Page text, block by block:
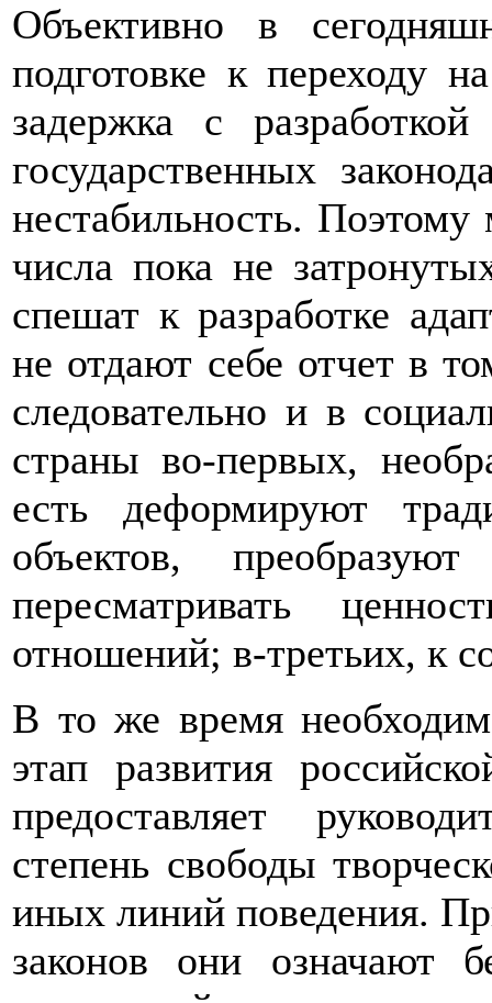
Объективно в
подготовке к переходу
задержка с
государственных
нестабильность.
числа пока не
спешат к разработке
не отдают себе отчет в
следовательно и в
страны во-первых,
есть деформируют
объектов,
пересматривать
отношений; в-третьих, к
В то же время
этап развития
предоставляет
степень свободы
иных линий поведения.
законов они означают